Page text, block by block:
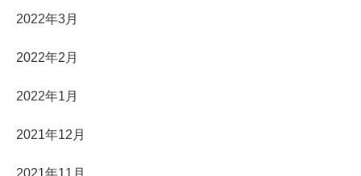
2022年3月
2022年2月
2022年1月
2021年12月
2021年11月